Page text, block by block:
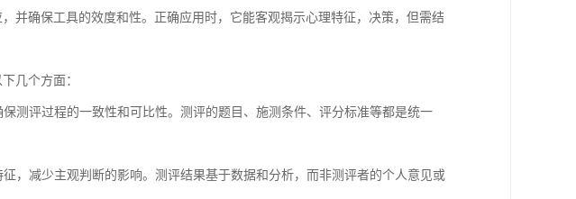
并确保工具的效度和性。正确应用时，它能客观揭示心理特征，决策，但需结
几个方面：
测评过程的一致性和可比性。测评的题目、施测条件、评分标准等都是统一
，减少主观判断的影响。测评结果基于数据和分析，而非测评者的个人意见或